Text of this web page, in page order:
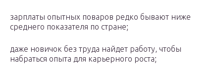
зарплаты опытных поваров редко бывают ниже
среднего показателя по стране;
даже новичок без труда найдет работу, чтобы
набраться опыта для карьерного роста;